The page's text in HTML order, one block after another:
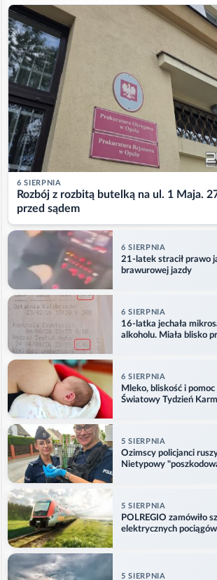
6 SIERPNIA
Rozbój z rozbitą butelką na ul. 1 Maja.
przed sądem
6 SIERPNIA
21-latek stracił prawo
brawurowej jazdy
6 SIERPNIA
16-latka jechała
alkoholu. Miała blisko
6 SIERPNIA
Mleko, bliskość i pomoc
Światowy Tydzień
5 SIERPNIA
Ozimscy policjanci
Nietypowy
5 SIERPNIA
POLREGIO zamówiło
elektrycznych pociągów
5 SIERPNIA